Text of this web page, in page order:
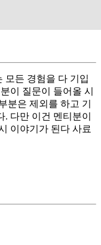
모든 경험을 다 기입
이 질문이 들어올 시
분은 제외를 하고 기
다만 이건 멘티분이
이야기가 된다 사료